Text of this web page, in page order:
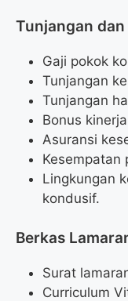
Tunjangan
Gaji pokok
Tunjangan
Tunjangan
Bonus
Asuransi
Kesempatan
Lingkungan
kondusif.
Berkas
Surat
Curriculum